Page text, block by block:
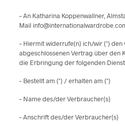
– An Katharina Koppenwallner,
Mail
– Hiermit widerrufe(n) ich/wir (*) den
abgeschlossenen Vertrag über den
die Erbringung der folgenden
– Bestellt am (*) / erhalten am (*)
– Name des/der Verbraucher(s)
– Anschrift des/der Verbraucher(s)